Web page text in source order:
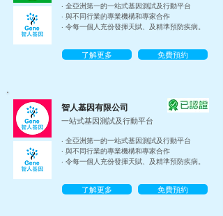
了解更多 免費預約
‧ 全亞洲第一的一站式基因測試及行動平台
‧ 與不同行業的專業機構和專家合作
‧ 令每一個人充份發揮天賦、及精準預防疾病。
智人基因有限公司
一站式基因測試及行動平台
了解更多 免費預約
‧ 全亞洲第一的一站式基因測試及行動平台
‧ 與不同行業的專業機構和專家合作
‧ 令每一個人充份發揮天賦、及精準預防疾病。